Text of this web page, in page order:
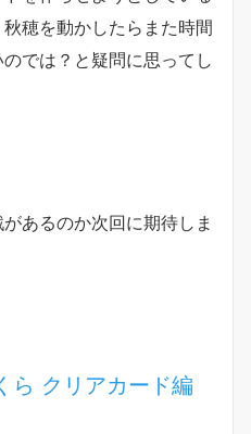
穂を動かしたらまた時間
では？と疑問に思ってし
あるのか次回に期待しま
ら クリアカード編